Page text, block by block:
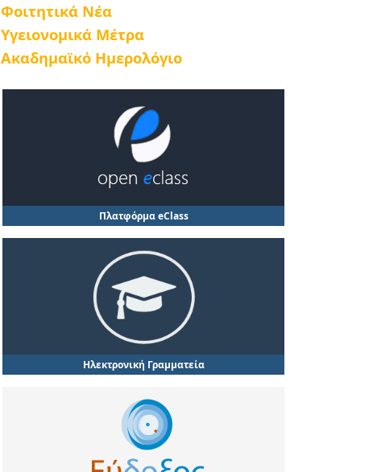
Φοιτητικά Νέα
Υγειονομικά Μέτρα
Ακαδημαϊκό Ημερολόγιο
Πλατφόρμα eClass
Ηλεκτρονική Γραμματεία